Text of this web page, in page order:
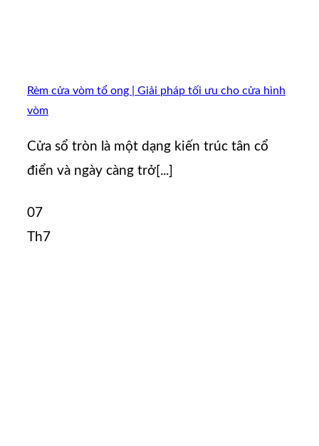
Rèm cửa vòm tổ ong | Giải pháp tối ưu cho cửa hình
vòm
Cửa sổ tròn là một dạng kiến ​​trúc tân cổ
điển và ngày càng trở[...]
07
Th7